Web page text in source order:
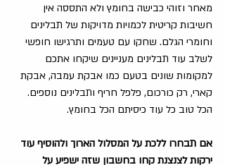
מאחר וזוהי כבישה בחומץ ולא התססה אין
חשיבות קריטית לכמויות מדויקות של תבלינים
וחומרי הגלם. שחקו עם טעמים ותרגישו חופשי
לשלב עוד תבלינים מעניינים שיקחו אתכם
למקומות שונים בטעם כמו אבקת עמבה, אבקת
קארי, רק כורכום, פלפל חריף ותבלינים נוספים.
הכל טוב כל עוד כיסיתם הכל בחומץ.
אם תבחרו ללכת על המסלול הארוך ולהוסיף עוד
ירקות לצנצנת קחו בחשבון שזה ישפיע על